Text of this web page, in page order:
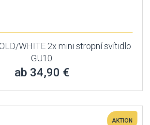
WHITE 2x mini stropní svítidlo
GU10
ab 34,90 €
AKTION